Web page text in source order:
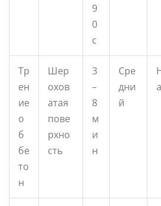
9
0
с
Тр
ен
ие
о
б
бе
то
н
Шер
охов
атая
пове
рхно
сть
3
–
8
м
и
н
Сре
дни
й